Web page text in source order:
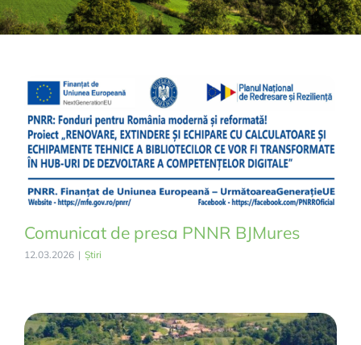
Comunicat de presa PNNR BJMures
12.03.2026 | Știri